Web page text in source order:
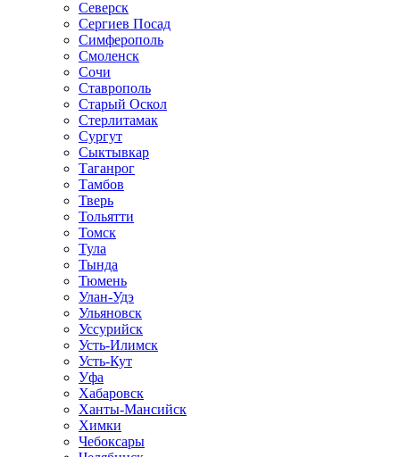
Северск
Сергиев Посад
Симферополь
Смоленск
Сочи
Ставрополь
Старый Оскол
Стерлитамак
Сургут
Сыктывкар
Таганрог
Тамбов
Тверь
Тольятти
Томск
Тула
Тында
Тюмень
Улан-Удэ
Ульяновск
Уссурийск
Усть-Илимск
Усть-Кут
Уфа
Хабаровск
Ханты-Мансийск
Химки
Чебоксары